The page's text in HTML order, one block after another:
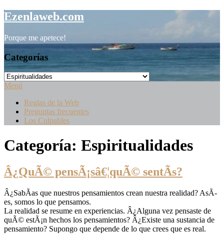
Saltar
al
Ezenlaweb.com
Porque me apetece!
Categorías
Categorías
Menú
Reglas de la Web
Preguntas frecuentes
Los Culpables
Categoría: Espiritualidades
Â¿QuÃ© pensÃ¡sâ€¦quÃ© sentÃ­s?
Â¿SabÃ­as que nuestros pensamientos crean nuestra realidad? AsÃ­
es, somos lo que pensamos.
La realidad se resume en experiencias. Â¿Alguna vez pensaste de
quÃ© estÃ¡n hechos los pensamientos? Â¿Existe una sustancia de
pensamiento? Supongo que depende de lo que crees que es real.